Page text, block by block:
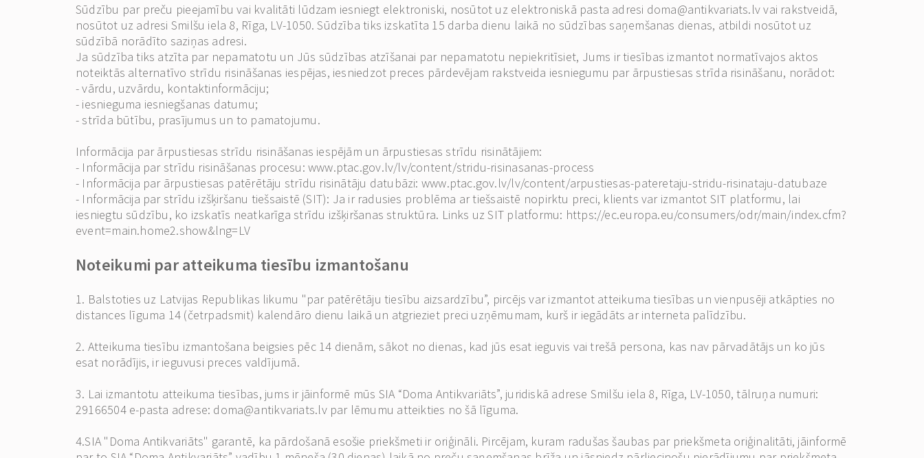
Sūdzību par preču pieejamību vai kvalitāti lūdzam iesniegt elektroniski, nosūtot uz elektroniskā pasta adresi doma@antikvariats.lvvai rakstveidā,
nosūtot uz adresi Smilšu iela 8, Rīga, LV-1050. Sūdzība tiks izskatīta 15 darba dienu laikā no sūdzības saņemšanas dienas, atbildi nosūtot uz
sūdzībā norādīto saziņas adresi.
Ja sūdzība tiks atzīta par nepamatotu un Jūs sūdzības atzīšanai par nepamatotu nepiekritīsiet, Jums ir tiesības izmantot normatīvajos aktos
noteiktās alternatīvo strīdu risināšanas iespējas, iesniedzot preces pārdevējam rakstveida iesniegumu par ārpustiesas strīda risināšanu, norādot:
- vārdu, uzvārdu, kontaktinformāciju;
- iesnieguma iesniegšanas datumu;
- strīda būtību, prasījumus un to pamatojumu.
Informācija par ārpustiesas strīdu risināšanas iespējām un ārpustiesas strīdu risinātājiem:
- Informācija par strīdu risināšanas procesu: www.ptac.gov.lv/lv/content/stridu-risinasanas-process
- Informācija par ārpustiesas patērētāju strīdu risinātāju datubāzi: www.ptac.gov.lv/lv/content/arpustiesas-pateretaju-stridu-risinataju-datubaze
- Informācija par strīdu izšķiršanu tiešsaistē (SIT): Ja ir radusies problēma ar tiešsaistē nopirktu preci, klients var izmantot SIT platformu, lai
iesniegtu sūdzību, ko izskatīs neatkarīga strīdu izšķiršanas struktūra. Links uz SIT platformu: https://ec.europa.eu/consumers/odr/main/index.cfm?
event=main.home2.show&lng=LV
Noteikumi par atteikuma tiesību izmantošanu
1. Balstoties uz Latvijas Republikas likumu "par patērētāju tiesību aizsardzību”, pircējs var izmantot atteikuma tiesības un vienpusēji atkāpties no
distances līguma 14 (četrpadsmit) kalendāro dienu laikā un atgrieziet preci uzņēmumam, kurš ir iegādāts ar interneta palīdzību.
2. Atteikuma tiesību izmantošana beigsies pēc 14 dienām, sākot no dienas, kad jūs esat ieguvis vai trešā persona, kas nav pārvadātājs un ko jūs
esat norādījis, ir ieguvusi preces valdījumā.
3. Lai izmantotu atteikuma tiesības, jums ir jāinformē mūs SIA “Doma Antikvariāts”, juridiskā adrese Smilšu iela 8, Rīga, LV-1050, tālruņa numuri:
29166504 e-pasta adrese: doma@antikvariats.lvpar lēmumu atteikties no šā līguma.
4.SIA "Doma Antikvariāts" garantē, ka pārdošanā esošie priekšmeti ir oriģināli. Pircējam, kuram radušas šaubas par priekšmeta oriģinalitāti, jāinformē